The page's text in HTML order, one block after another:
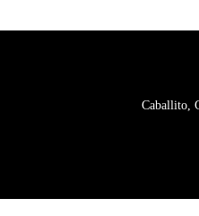
Caballito,